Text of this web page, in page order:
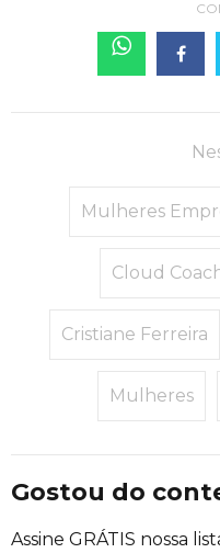
Mulheres
Cloud
Cristiane Ferreira
Mulheres
Gostou do
Assine GRÁTIS nossa